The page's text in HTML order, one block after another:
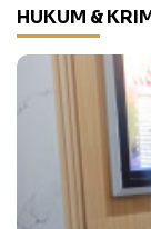
HUKUM &